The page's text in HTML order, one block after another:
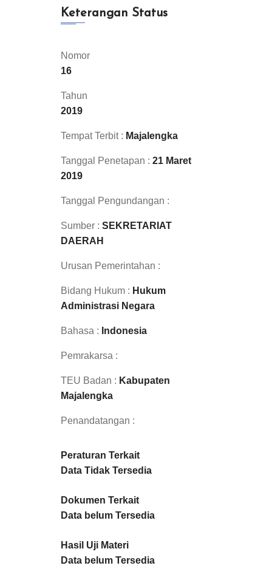
Keterangan Status
Nomor
16
Tahun
2019
Tempat Terbit : Majalengka
Tanggal Penetapan : 21 Maret
2019
Tanggal Pengundangan :
Sumber : SEKRETARIAT
DAERAH
Urusan Pemerintahan :
Bidang Hukum : Hukum
Administrasi Negara
Bahasa : Indonesia
Pemrakarsa :
TEU Badan : Kabupaten
Majalengka
Penandatangan :
Peraturan Terkait
Data Tidak Tersedia
Dokumen Terkait
Data belum Tersedia
Hasil Uji Materi
Data belum Tersedia